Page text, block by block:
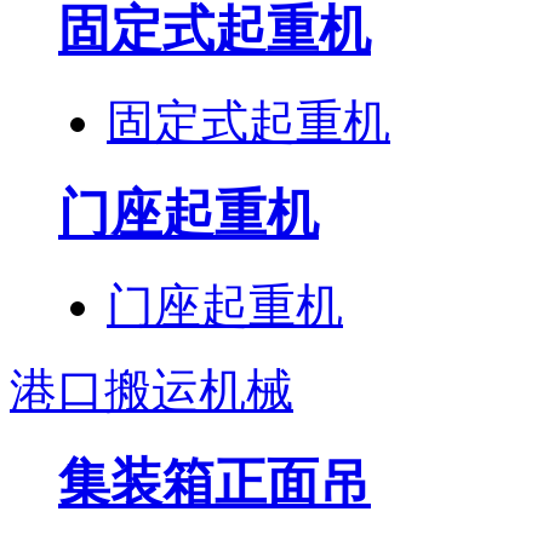
固定式起重机
固定式起重机
门座起重机
门座起重机
港口搬运机械
集装箱正面吊